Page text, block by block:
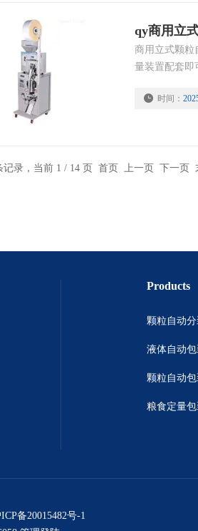
qy商用立
商用立式颗粒
量装置配套即
时间：
记录，当前 1 / 14 页 首页 上一页 下一页
Products
颗粒自动
液体自动
颗粒自动
粮食定量
备20015482号-1